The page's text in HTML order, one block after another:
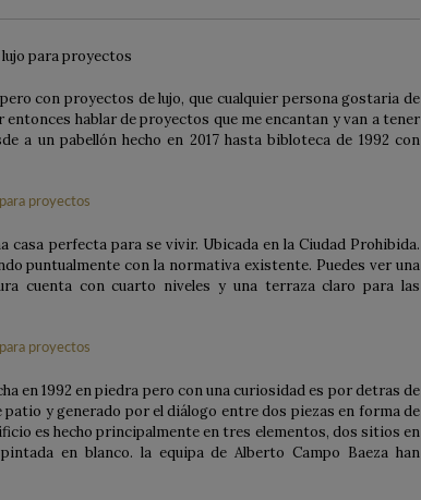
con proyectos de lujo, que cualquier persona gostaria de
hablar de proyectos que me encantan y van a tener
a un pabellón hecho en 2017 hasta bibloteca de 1992 con
casa perfecta para se vivir. Ubicada en la Ciudad Prohibida.
puntualmente con la normativa existente. Puedes ver una
cuenta con cuarto niveles y una terraza claro para las
en 1992 en piedra pero con una curiosidad es por detras de
y generado por el diálogo entre dos piezas en forma de
es hecho principalmente en tres elementos, dos sitios en
en blanco. la equipa de Alberto Campo Baeza han